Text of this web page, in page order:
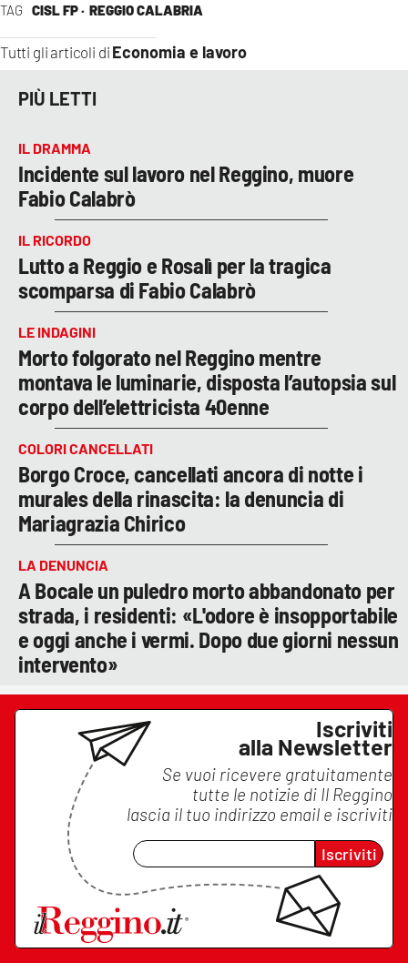
TAG CISL FP · REGGIO CALABRIA
Tutti gli articoli di Economia e lavoro
PIÙ LETTI
IL DRAMMA
Incidente sul lavoro nel Reggino, muore
Fabio Calabrò
IL RICORDO
Lutto a Reggio e Rosalì per la tragica
scomparsa di Fabio Calabrò
LE INDAGINI
Morto folgorato nel Reggino mentre
montava le luminarie, disposta l’autopsia sul
corpo dell’elettricista 40enne
COLORI CANCELLATI
Borgo Croce, cancellati ancora di notte i
murales della rinascita: la denuncia di
Mariagrazia Chirico
LA DENUNCIA
A Bocale un puledro morto abbandonato per
strada, i residenti: «L'odore è insopportabile
e oggi anche i vermi. Dopo due giorni nessun
intervento»
Iscriviti
alla Newsletter
Se vuoi ricevere gratuitamente
tutte le notizie di Il Reggino
lascia il tuo indirizzo email e iscriviti
Iscriviti